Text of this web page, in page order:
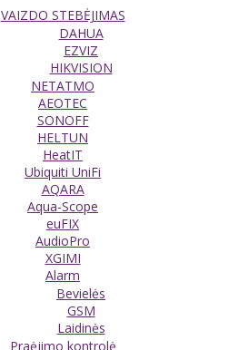
VAIZDO STEBĖJIMAS
DAHUA
EZVIZ
HIKVISION
NETATMO
AEOTEC
SONOFF
HELTUN
HeatIT
Ubiquiti UniFi
AQARA
Aqua-Scope
euFIX
AudioPro
XGIMI
Alarm
Bevielės
GSM
Laidinės
Praėjimo kontrolė